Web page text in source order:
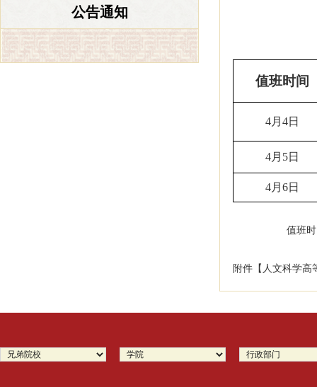
公告通知
值班时间
4月4日
4月5日
4月6日
值班时间
附件【 人文科学高